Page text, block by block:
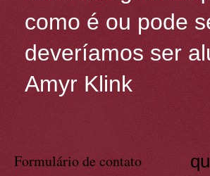
como é ou pode
deveríamos ser
Amyr Klink
Formulário de contato